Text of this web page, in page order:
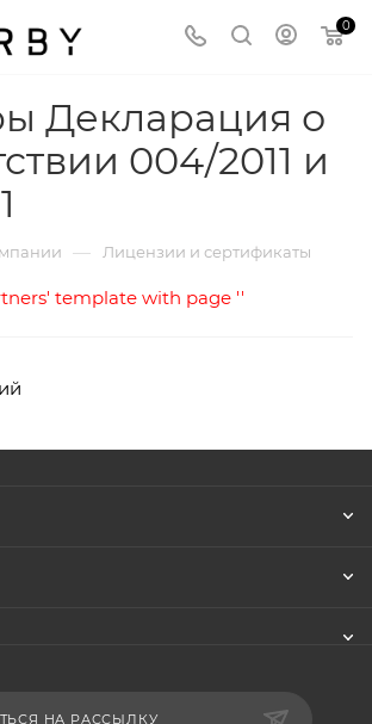
0
Декларация о
004/2011 и
— Лицензии и сертификаты
template with page ''
НА РАССЫЛКУ